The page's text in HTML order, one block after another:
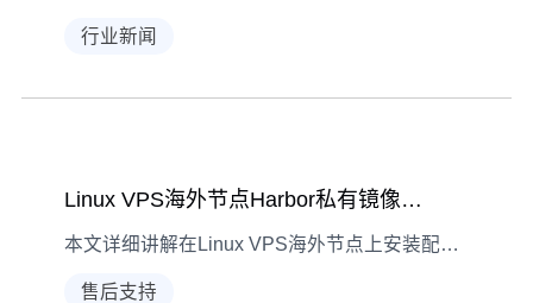
行业新闻
Linux VPS海外节点Harbor私有镜像仓库安装指南
本文详细讲解在Linux VPS海外节点上安装配置Harbor私有镜像仓库的全流程，涵盖准备工作、下载配置、启动测试等核心步骤，适合容器运维人员参考。
售后支持